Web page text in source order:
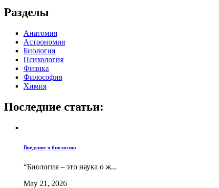
Разделы
Анатомия
Астрономия
Биология
Психология
Физика
Философия
Химия
Последние статьи:
Введение в биологию
“Биология – это наука о ж...
May 21, 2026